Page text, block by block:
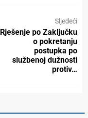
Sljedeći
Rješenje po Zaključku
o pokretanju
postupka po
službenoj dužnosti
protiv…